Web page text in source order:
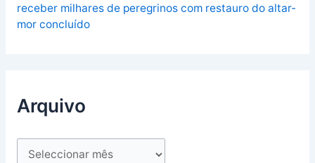
receber milhares de peregrinos com restauro do altar-
mor concluído
Arquivo